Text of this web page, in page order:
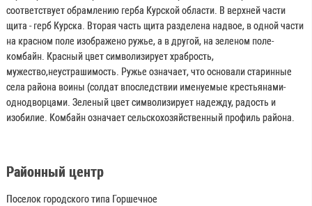
соответствует обрамлению герба Курской области. В верхней части
щита - герб Курска. Вторая часть щита разделена надвое, в одной части
на красном поле изображено ружье, а в другой, на зеленом поле-
комбайн. Красный цвет символизирует храбрость,
мужество,неустрашимость. Ружье означает, что основали старинные
села района воины (солдат впоследствии именуемые крестьянами-
однодворцами. Зеленый цвет символизирует надежду, радость и
изобилие. Комбайн означает сельскохозяйственный профиль района.
Районный центр
Поселок городского типа Горшечное